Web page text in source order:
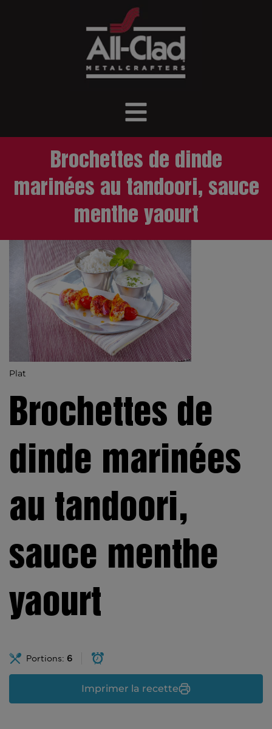
Brochettes de dinde
marinées au tandoori, sauce
menthe yaourt
Plat
Brochettes de
dinde marinées
au tandoori,
sauce menthe
yaourt
Portions: 6
Imprimer la recette